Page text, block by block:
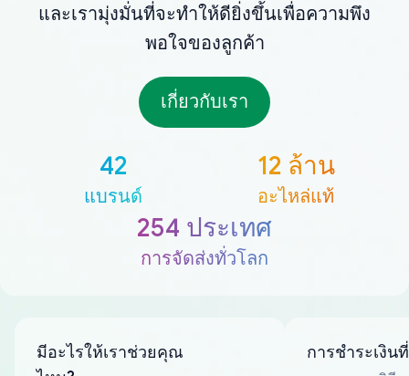
และเรามุ่งมั่นที่จะทำให้ดียิ่งขึ้นเพื่อความพึง
พอใจของลูกค้า
เกี่ยวกับเรา
42
แบรนด์
12 ล้าน
อะไหล่แท้
254 ประเทศ
การจัดส่งทั่วโลก
มีอะไรให้เราช่วยคุณ
การชำระเงิน